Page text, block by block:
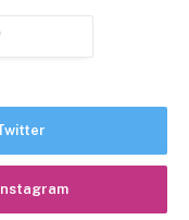
Instagram